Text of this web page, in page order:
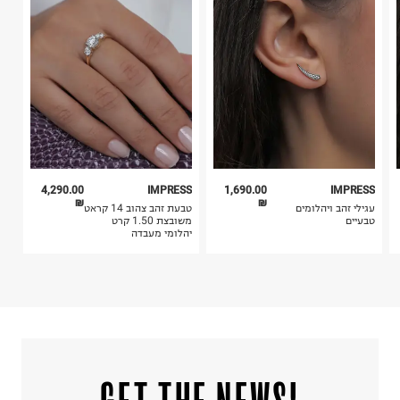
4,290.00
₪
IMPRESS
טבעת זהב צהוב 14 קראט
משובצת 1.50 קרט
יהלומי מעבדה
1,690.00
₪
IMPRESS
עגילי זהב ויהלומים
טבעיים